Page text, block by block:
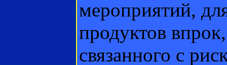
мероприятий,
продуктов
связанного с